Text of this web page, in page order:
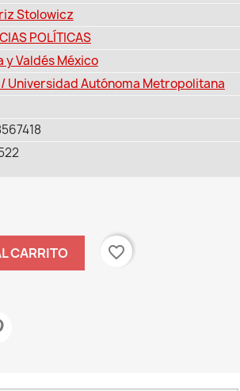
Stolowicz
POLÍTICAS
y Valdés México
/ Universidad Autónoma Metropolitana
CARRITO favorite_border